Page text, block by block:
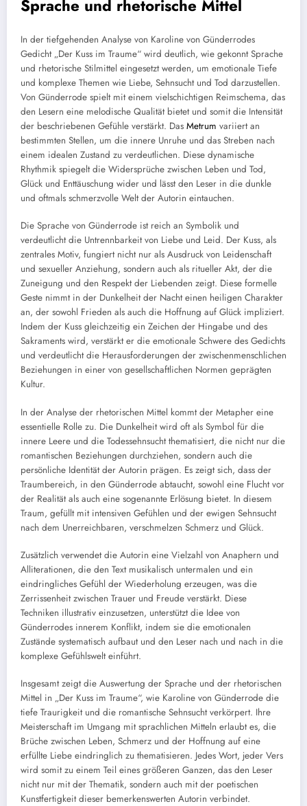
Sprache und rhetorische Mittel
In der tiefgehenden Analyse von Karoline von Günderrodes
Gedicht „Der Kuss im Traume“ wird deutlich, wie gekonnt Sprache
und rhetorische Stilmittel eingesetzt werden, um emotionale Tiefe
und komplexe Themen wie Liebe, Sehnsucht und Tod darzustellen.
Von Günderrode spielt mit einem vielschichtigen Reimschema, das
den Lesern eine melodische Qualität bietet und somit die Intensität
der beschriebenen Gefühle verstärkt. Das Metrum variiert an
bestimmten Stellen, um die innere Unruhe und das Streben nach
einem idealen Zustand zu verdeutlichen. Diese dynamische
Rhythmik spiegelt die Widersprüche zwischen Leben und Tod,
Glück und Enttäuschung wider und lässt den Leser in die dunkle
und oftmals schmerzvolle Welt der Autorin eintauchen.
Die Sprache von Günderrode ist reich an Symbolik und
verdeutlicht die Untrennbarkeit von Liebe und Leid. Der Kuss, als
zentrales Motiv, fungiert nicht nur als Ausdruck von Leidenschaft
und sexueller Anziehung, sondern auch als ritueller Akt, der die
Zuneigung und den Respekt der Liebenden zeigt. Diese formelle
Geste nimmt in der Dunkelheit der Nacht einen heiligen Charakter
an, der sowohl Frieden als auch die Hoffnung auf Glück impliziert.
Indem der Kuss gleichzeitig ein Zeichen der Hingabe und des
Sakraments wird, verstärkt er die emotionale Schwere des Gedichts
und verdeutlicht die Herausforderungen der zwischenmenschlichen
Beziehungen in einer von gesellschaftlichen Normen geprägten
Kultur.
In der Analyse der rhetorischen Mittel kommt der Metapher eine
essentielle Rolle zu. Die Dunkelheit wird oft als Symbol für die
innere Leere und die Todessehnsucht thematisiert, die nicht nur die
romantischen Beziehungen durchziehen, sondern auch die
persönliche Identität der Autorin prägen. Es zeigt sich, dass der
Traumbereich, in den Günderrode abtaucht, sowohl eine Flucht vor
der Realität als auch eine sogenannte Erlösung bietet. In diesem
Traum, gefüllt mit intensiven Gefühlen und der ewigen Sehnsucht
nach dem Unerreichbaren, verschmelzen Schmerz und Glück.
Zusätzlich verwendet die Autorin eine Vielzahl von Anaphern und
Alliterationen, die den Text musikalisch untermalen und ein
eindringliches Gefühl der Wiederholung erzeugen, was die
Zerrissenheit zwischen Trauer und Freude verstärkt. Diese
Techniken illustrativ einzusetzen, unterstützt die Idee von
Günderrodes innerem Konflikt, indem sie die emotionalen
Zustände systematisch aufbaut und den Leser nach und nach in die
komplexe Gefühlswelt einführt.
Insgesamt zeigt die Auswertung der Sprache und der rhetorischen
Mittel in „Der Kuss im Traume“, wie Karoline von Günderrode die
tiefe Traurigkeit und die romantische Sehnsucht verkörpert. Ihre
Meisterschaft im Umgang mit sprachlichen Mitteln erlaubt es, die
Brüche zwischen Leben, Schmerz und der Hoffnung auf eine
erfüllte Liebe eindringlich zu thematisieren. Jedes Wort, jeder Vers
wird somit zu einem Teil eines größeren Ganzen, das den Leser
nicht nur mit der Thematik, sondern auch mit der poetischen
Kunstfertigkeit dieser bemerkenswerten Autorin verbindet.